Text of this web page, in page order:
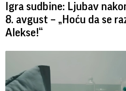
Igra sudbine: Ljubav
8. avgust – „Hoću da se
Alekse!“